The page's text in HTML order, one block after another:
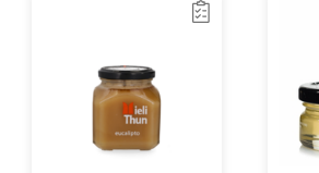
Salsa Natura